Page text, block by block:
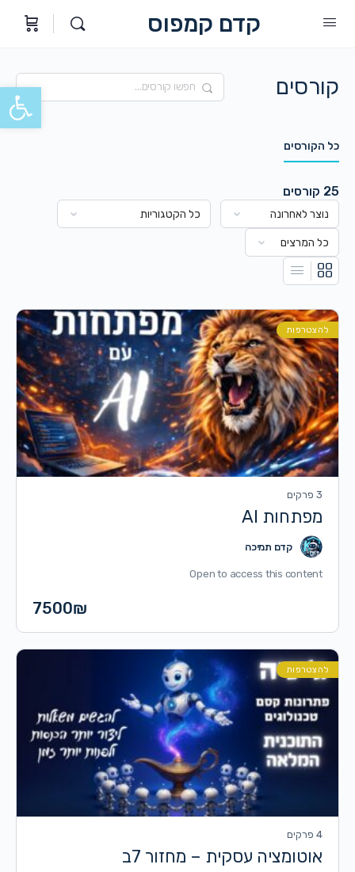
פתח
קדם קמפוס
קורסים חיפוש
כל הקורסים
25 קורסים
להצטרפות
3 פרקים
מפתחות AI
קדם תמיכה
Open to access this content
₪
7500
להצטרפות
4 פרקים
אוטומציה עסקית – מחזור 7ב